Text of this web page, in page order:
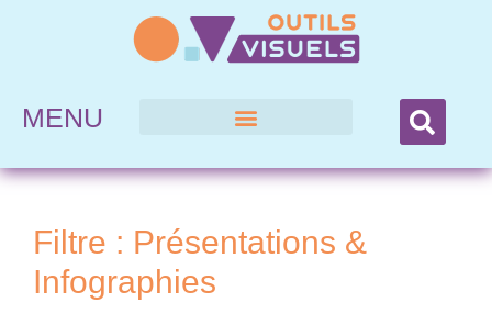
MENU
Filtre : Présentations &
Infographies